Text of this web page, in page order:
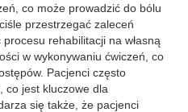
co może prowadzić do bólu
przestrzegać zaleceń
rehabilitacji na własną
w wykonywaniu ćwiczeń, co
Pacjenci często
co jest kluczowe dla
się także, że pacjenci